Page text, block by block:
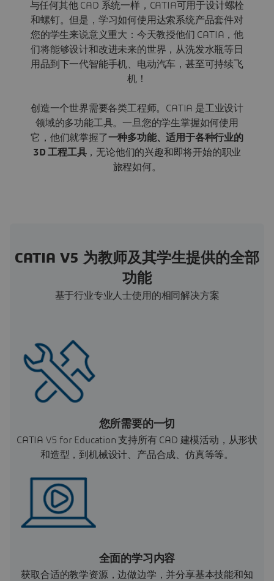
与任何其他 CAD 系统一样，CATIA​​可用于设计螺栓
和螺钉。但是，学习如何使用达索系统产品套件对
您的学生来说意义重大：今天教授他们 CATIA，他
们将能够设计和改进未来的世界，从洗发水瓶等日
用品到下一代智能手机、电动汽车，甚至可持续飞
机！
创造一个世界需要各类工程师。CATIA 是工业设计
领域的多功能工具。一旦您的学生掌握如何使用
它，他们就掌握了一种多功能、适用于各种行业的
3D 工程工具，无论他们的兴趣和即将开始的职业
旅程如何。
CATIA V5 为教师及其学生提供的全部
功能
基于行业专业人士使用的相同解决方案
您所需要的一切
CATIA V5 for Education 支持所有 CAD 建模活动，从形状
和造型，到机械设计、产品合成、仿真等等。
全面的学习内容
获取合适的教学资源，边做边学，并分享基本技能和知